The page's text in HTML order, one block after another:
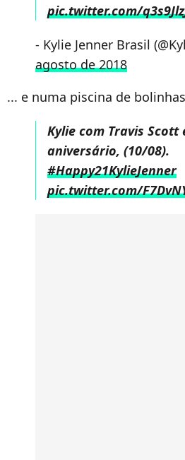
pic.twitter.com/
- Kylie Jenner Brasil
agosto de 2018
... e numa piscina de
Kylie com Travis
aniversário, (10/08).
#Happy21KylieJenner
pic.twitter.com/